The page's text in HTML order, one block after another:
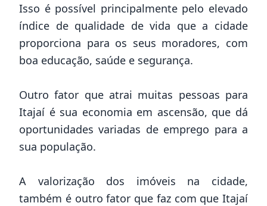
Isso é possível principalmente pelo elevado
índice de qualidade de vida que a cidade
proporciona para os seus moradores, com
boa educação, saúde e segurança.
Outro fator que atrai muitas pessoas para
Itajaí é sua economia em ascensão, que dá
oportunidades variadas de emprego para a
sua população.
A valorização dos imóveis na cidade,
também é outro fator que faz com que Itajaí